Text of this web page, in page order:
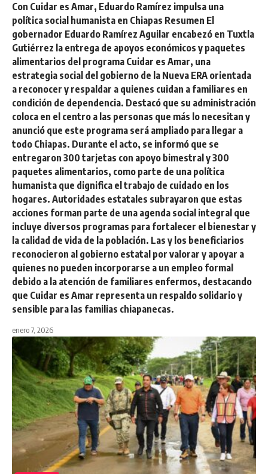
Con Cuidar es Amar, Eduardo Ramírez impulsa una
política social humanista en Chiapas Resumen El
gobernador Eduardo Ramírez Aguilar encabezó en Tuxtla
Gutiérrez la entrega de apoyos económicos y paquetes
alimentarios del programa Cuidar es Amar, una
estrategia social del gobierno de la Nueva ERA orientada
a reconocer y respaldar a quienes cuidan a familiares en
condición de dependencia. Destacó que su administración
coloca en el centro a las personas que más lo necesitan y
anunció que este programa será ampliado para llegar a
todo Chiapas. Durante el acto, se informó que se
entregaron 300 tarjetas con apoyo bimestral y 300
paquetes alimentarios, como parte de una política
humanista que dignifica el trabajo de cuidado en los
hogares. Autoridades estatales subrayaron que estas
acciones forman parte de una agenda social integral que
incluye diversos programas para fortalecer el bienestar y
la calidad de vida de la población. Las y los beneficiarios
reconocieron al gobierno estatal por valorar y apoyar a
quienes no pueden incorporarse a un empleo formal
debido a la atención de familiares enfermos, destacando
que Cuidar es Amar representa un respaldo solidario y
sensible para las familias chiapanecas.
enero 7, 2026